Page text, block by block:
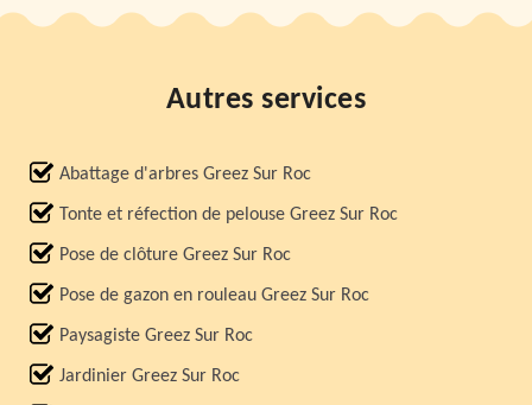
Autres services
Abattage d'arbres Greez Sur Roc
Tonte et réfection de pelouse Greez Sur Roc
Pose de clôture Greez Sur Roc
Pose de gazon en rouleau Greez Sur Roc
Paysagiste Greez Sur Roc
Jardinier Greez Sur Roc